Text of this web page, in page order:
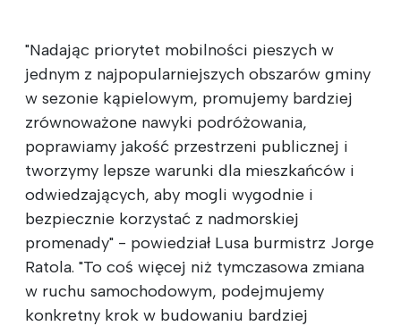
"Nadając priorytet mobilności pieszych w
jednym z najpopularniejszych obszarów gminy
w sezonie kąpielowym, promujemy bardziej
zrównoważone nawyki podróżowania,
poprawiamy jakość przestrzeni publicznej i
tworzymy lepsze warunki dla mieszkańców i
odwiedzających, aby mogli wygodnie i
bezpiecznie korzystać z nadmorskiej
promenady" - powiedział Lusa burmistrz Jorge
Ratola. "To coś więcej niż tymczasowa zmiana
w ruchu samochodowym, podejmujemy
konkretny krok w budowaniu bardziej